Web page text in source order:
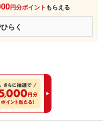
円分ポイント もらえる
らく